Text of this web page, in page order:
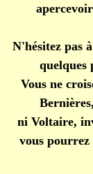
N'hésitez pas
quelques
Vous ne
ni Voltaire,
vous pourrez